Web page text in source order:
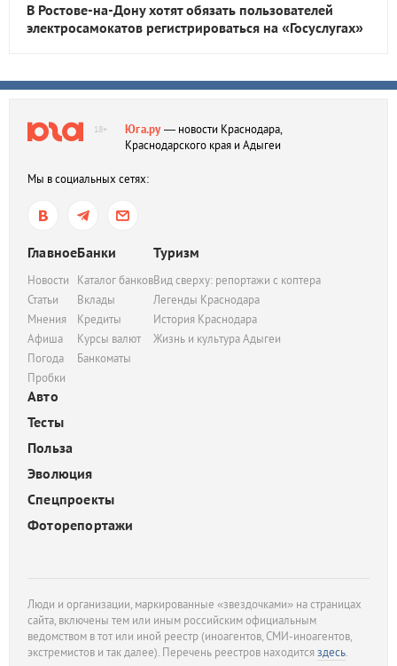
В Ростове-на-Дону хотят обязать пользователей
электросамокатов регистрироваться на «Госуслугах»
18+ Юга.ру— новости Краснодара,
Краснодарского края и Адыгеи
Мы в социальных сетях:
Главное
Новости
Статьи
Мнения
Афиша
Погода
Пробки
Банки
Каталог банков
Вклады
Кредиты
Курсы валют
Банкоматы
Туризм
Вид сверху: репортажи с коптера
Легенды Краснодара
История Краснодара
Жизнь и культура Адыгеи
Авто
Тесты
Польза
Эволюция
Спецпроекты
Фоторепортажи
Люди и организации, маркированные «звездочками» на страницах
сайта, включены тем или иным российским официальным
ведомством в тот или иной реестр (иноагентов, СМИ-иноагентов,
экстремистов и так далее). Перечень реестров находитсяздесь.